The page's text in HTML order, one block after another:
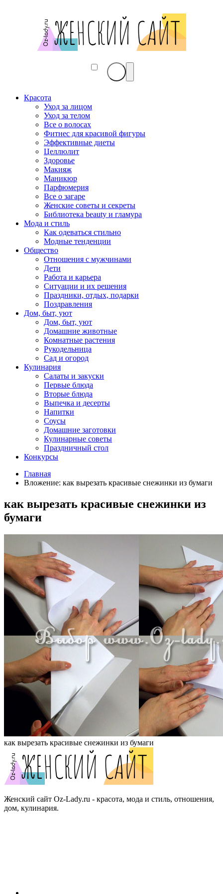
Красота
Уход за лицом
Уход за телом
Все о волосах
Фитнес для красивой фигуры
Эффективные диеты
Целлюлит
Здоровье
Макияж
Маникюр
Парфюмерия
Все о загаре
Женские советы и секреты
Библиотека beauty и гламура
Мода и стиль
Как одеваться стильно
Модные тенденции
Общество
Отношения с мужчинами
Дети
Работа и карьера
Ситуации и их решения
Праздники, отдых, подарки
Поздравления
Дом, быт, уют
Дом, быт, уют
Домашние животные
Комнатные растения
Рукодельница
Сад и огород
Кулинария
Салаты и закуски
Первые блюда
Вторые блюда
Выпечка и десерты
Напитки
Соусы
Домашние заготовки
Кулинарные советы
Праздничный стол
Конкурсы
Главная
Вложение: как вырезать красивые снежинки из бумаги
как вырезать красивые снежинки из
бумаги
как вырезать красивые снежинки из бумаги
Женский сайт Oz-Lady.ru - красота, мода и стиль, отношения,
дом, кулинария.